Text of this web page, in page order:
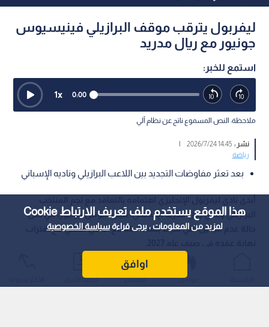
هذا الموقع يستخدم ملف تعريف الارتباط Cookie
لمزيد من المعلومات ، يرجى قراءةسياسة الخصوصية
اوافق
ليفربول يترقب موقف البرازيلي فينيسيوس
جونيور مع ريال مدريد
استمع للخبر:
0:00
1x
ملاحظة: النص المسموع ناتج عن نظام آلي
نشر :14:45 2026/7/24
|
رياضة
بعد تعثر مفاوضات التجديد بين اللاعب البرازيلي وناديه الإسباني
البرازيلي ونادي ريال مدريد الإسباني، فينيسيوس جونيور، في ظل
حالة عدم اليقين التي تحيط بمستقبله مع النادي الملكي مع اقتراب
عواجل المباشر أحدث الأخبار